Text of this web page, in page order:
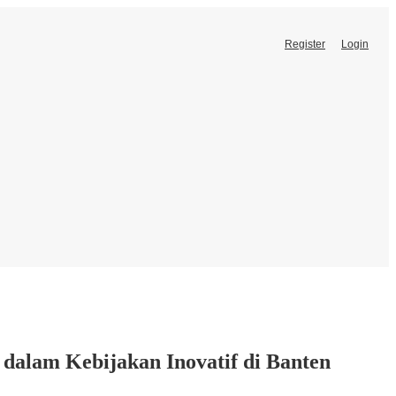
Register Login
Kebijakan Inovatif di Banten